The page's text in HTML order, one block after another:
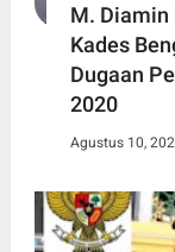
M. Diamin
Kades
Dugaan
2020
Agustus 10,